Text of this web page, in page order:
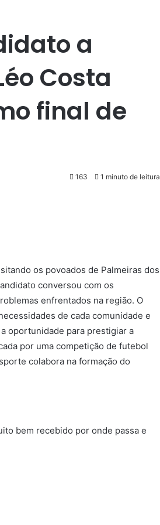
a
Costa
final de
163 1 minuto de leitura
os povoados de Palmeiras dos
conversou com os
enfrentados na região. O
de cada comunidade e
oportunidade para prestigiar a
por uma competição de futebol
colabora na formação do
bem recebido por onde passa e